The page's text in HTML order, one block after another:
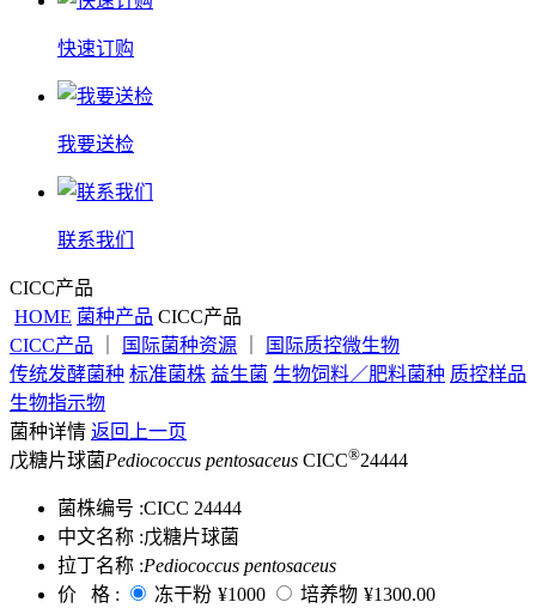
快速订购
我要送检
联系我们
CICC产品
HOME 菌种产品 CICC产品
CICC产品
国际菌种资源
国际质控微生物
传统发酵菌种 标准菌株 益生菌 生物饲料／肥料菌种 质控样品
生物指示物
菌种详情 返回上一页
戊糖片球菌Pediococcus pentosaceus CICC®24444
菌株编号 :CICC 24444
中文名称 :戊糖片球菌
拉丁名称 :Pediococcus pentosaceus
价 格 :
冻干粉 ¥1000 培养物 ¥1300.00